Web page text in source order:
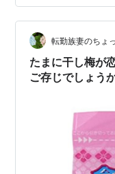
る。 でも、寝る前
った。ハイボール
が酒の肴になるが
転勤族妻のちょ
たまに干し梅が
ご存じでしょう